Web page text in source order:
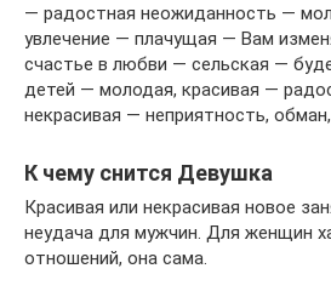
— радостная неожиданность —
увлечение — плачущая — Вам
счастье в любви — сельская —
детей — молодая, красивая —
некрасивая — неприятность,
К чему снится Девушка
Красивая или некрасивая новое
неудача для мужчин. Для женщин
отношений, она сама.